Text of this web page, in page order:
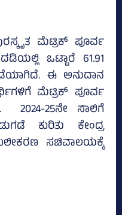
ಮೆಟ್ರಿಕ್‌ ಪೂರ್ವ
ಒಟ್ಟಾರೆ 61.91
ಈ ಅನುದಾನ
ಮೆಟ್ರಿಕ್‌ ಪೂರ್ವ
2024-25ನೇ ಸಾಲಿಗೆ
ಕುರಿತು ಕೇಂದ್ರ
ಸಚಿವಾಲಯಕ್ಕೆ